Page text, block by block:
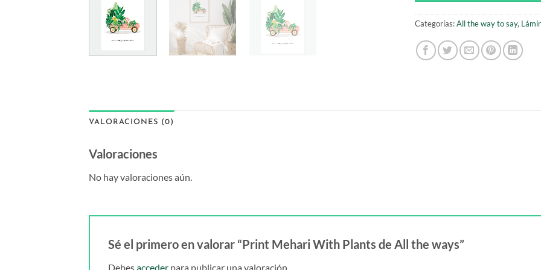
Categorías:All the way to say,
VALORACIONES (0)
Valoraciones
No hay valoraciones aún.
Sé el primero en valorar “Print Mehari With Plants de All the ways”
Debesacceder para publicar una valoración.